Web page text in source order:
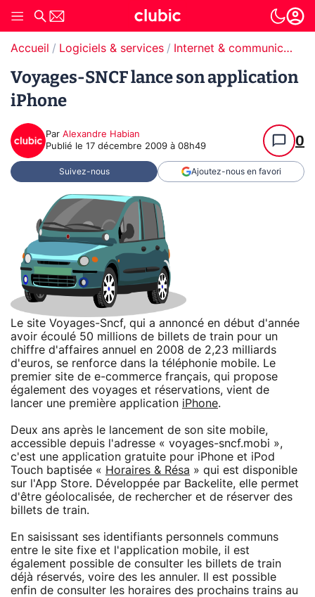
Accueil Logiciels & services Internet & communication
Voyages-SNCF lance son application
iPhone
Par Alexandre Habian
Publié le 17 décembre 2009 à 08h49 0
Suivez-nous Ajoutez-nous en favori
Le site Voyages-Sncf, qui a annoncé en début d'année
avoir écoulé 50 millions de billets de train pour un
chiffre d'affaires annuel en 2008 de 2,23 milliards
d'euros, se renforce dans la téléphonie mobile. Le
premier site de e-commerce français, qui propose
également des voyages et réservations, vient de
lancer une première application iPhone.
Deux ans après le lancement de son site mobile,
accessible depuis l'adresse « voyages-sncf.mobi »,
c'est une application gratuite pour iPhone et iPod
Touch baptisée « Horaires & Résa » qui est disponible
sur l'App Store. Développée par Backelite, elle permet
d'être géolocalisée, de rechercher et de réserver des
billets de train.
En saisissant ses identifiants personnels communs
entre le site fixe et l'application mobile, il est
également possible de consulter les billets de train
déjà réservés, voire des les annuler. Il est possible
enfin de consulter les horaires des prochains trains au